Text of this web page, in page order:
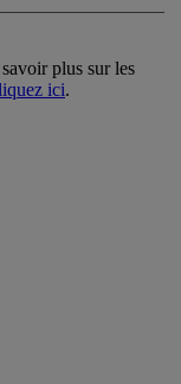
plus sur les
ici.